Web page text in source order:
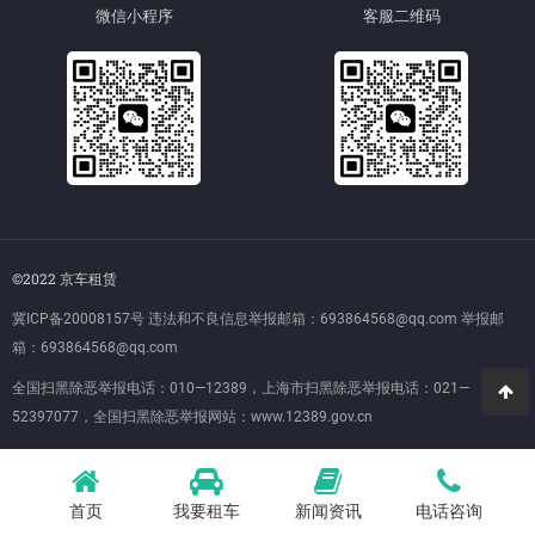
微信小程序 客服二维码
©2022 京车租赁
冀ICP备20008157号 违法和不良信息举报邮箱：693864568@qq.com 举报邮
箱：693864568@qq.com
全国扫黑除恶举报电话：010—12389，上海市扫黑除恶举报电话：021—
52397077，全国扫黑除恶举报网站： www.12389.gov.cn
首页 我要租车 新闻资讯 电话咨询